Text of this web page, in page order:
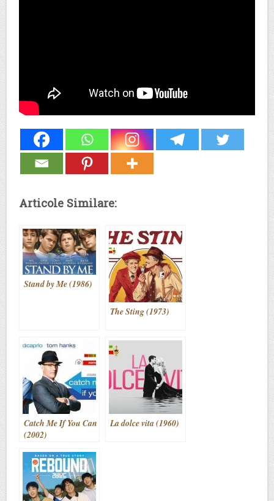
Articole Similare:
Stand by Me (1986)
The Sting (1973)
Catch Me If You Can
(2002)
La dolce vita (1960)